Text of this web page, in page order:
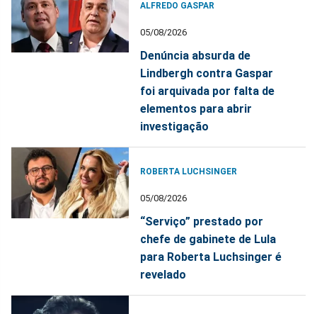
ALFREDO GASPAR
05/08/2026
Denúncia absurda de
Lindbergh contra Gaspar
foi arquivada por falta de
elementos para abrir
investigação
ROBERTA LUCHSINGER
05/08/2026
“Serviço” prestado por
chefe de gabinete de Lula
para Roberta Luchsinger é
revelado